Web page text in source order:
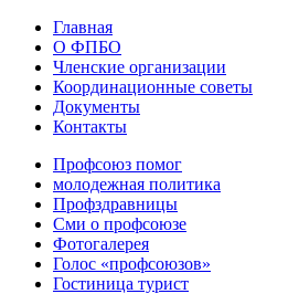
Главная
О ФПБО
Членские организации
Координационные советы
Документы
Контакты
Профсоюз помог
молодежная политика
Профздравницы
Сми о профсоюзе
Фотогалерея
Голос «профсоюзов»
Гостиница турист